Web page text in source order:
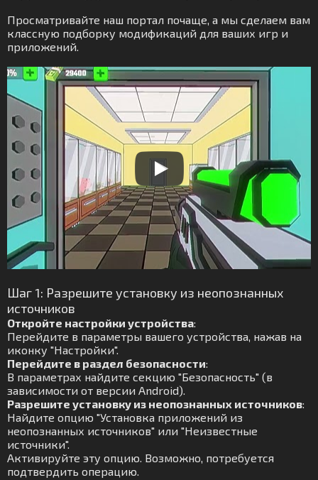
Просматривайте наш портал почаще, а мы сделаем вам
классную подборку модификаций для ваших игр и
приложений.
Шаг 1: Разрешите установку из неопознанных
источников
Откройте настройки устройства:
Перейдите в параметры вашего устройства, нажав на
иконку "Настройки".
Перейдите в раздел безопасности:
В параметрах найдите секцию "Безопасность" (в
зависимости от версии Android).
Разрешите установку из неопознанных источников:
Найдите опцию "Установка приложений из
неопознанных источников" или "Неизвестные
источники".
Активируйте эту опцию. Возможно, потребуется
подтвердить операцию.